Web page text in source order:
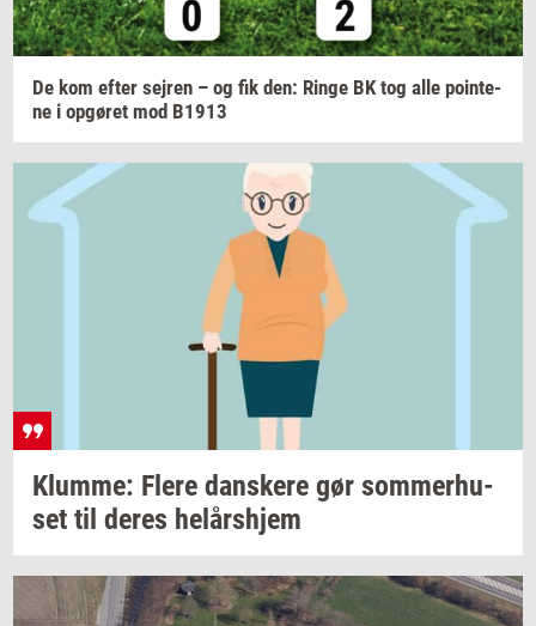
De kom efter sej­ren – og fik den: Ringe BK tog alle po­in­te­
ne i op­gø­ret mod B1913
Klum­me: Flere dan­ske­re gør som­mer­hu­
set til deres helårs­hjem